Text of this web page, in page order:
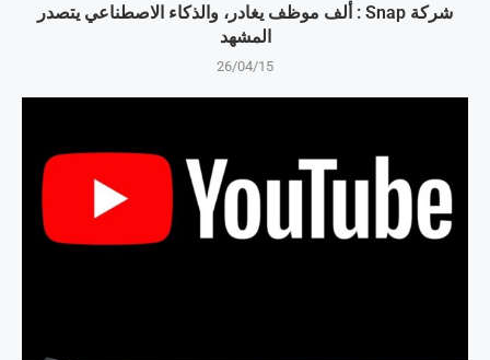
شركة Snap : ألف موظف يغادر، والذكاء الاصطناعي يتصدر
المشهد
26/04/15